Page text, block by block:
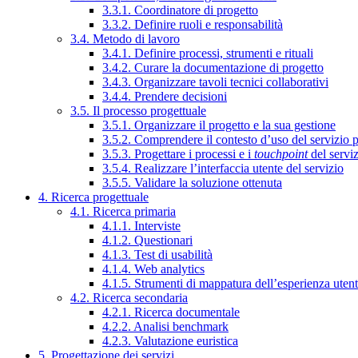
3.3.1. Coordinatore di progetto
3.3.2. Definire ruoli e responsabilità
3.4. Metodo di lavoro
3.4.1. Definire processi, strumenti e rituali
3.4.2. Curare la documentazione di progetto
3.4.3. Organizzare tavoli tecnici collaborativi
3.4.4. Prendere decisioni
3.5. Il processo progettuale
3.5.1. Organizzare il progetto e la sua gestione
3.5.2. Comprendere il contesto d’uso del servizio
3.5.3. Progettare i processi e i touchpointdel
3.5.4. Realizzare l’interfaccia utente del servizio
3.5.5. Validare la soluzione ottenuta
4. Ricerca progettuale
4.1. Ricerca primaria
4.1.1. Interviste
4.1.2. Questionari
4.1.3. Test di usabilità
4.1.4. Web analytics
4.1.5. Strumenti di mappatura dell’esperienza
4.2. Ricerca secondaria
4.2.1. Ricerca documentale
4.2.2. Analisi benchmark
4.2.3. Valutazione euristica
5. Progettazione dei servizi